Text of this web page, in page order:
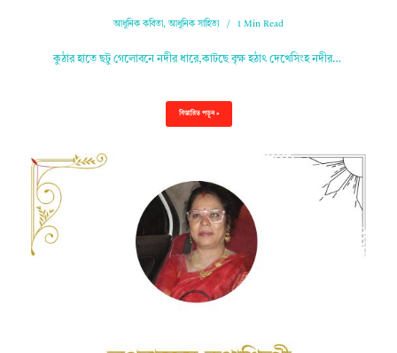
আধুনিক কবিতা,আধুনিক সাহিত্য 1 Min Read
কুঠার হাতে ছটু গেলোবনে নদীর ধারে,কাটছে বৃক্ষ হঠাৎ দেখেসিংহ নদীর…
বিস্তারিত পড়ুন »